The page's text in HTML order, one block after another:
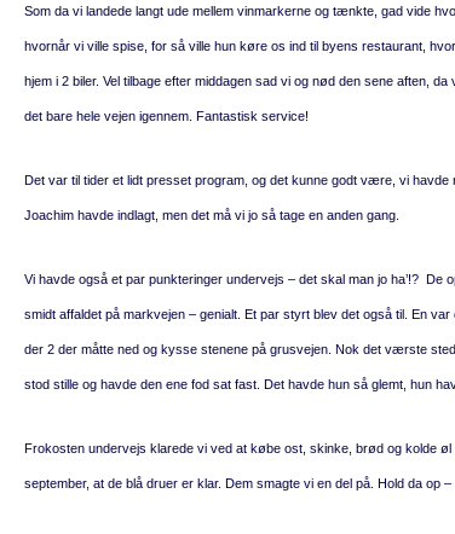
Som da vi landede langt ude mellem vinmarkerne og tænkte, gad vide
hvornår vi ville spise, for så ville hun køre os ind til byens restaurant,
hjem i 2 biler. Vel tilbage efter middagen sad vi og nød den sene aften,
det bare hele vejen igennem. Fantastisk service!
Det var til tider et lidt presset program, og det kunne godt være, vi
Joachim havde indlagt, men det må vi jo så tage en anden gang.
Vi havde også et par punkteringer undervejs – det skal man jo ha’!?
smidt affaldet på markvejen – genialt. Et par styrt blev det også til. En
der 2 der måtte ned og kysse stenene på grusvejen. Nok det værste
stod stille og havde den ene fod sat fast. Det havde hun så glemt, hun
Frokosten undervejs klarede vi ved at købe ost, skinke, brød og kolde
september, at de blå druer er klar. Dem smagte vi en del på. Hold da op